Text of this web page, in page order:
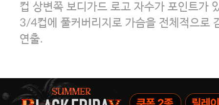
컵 상변쪽 보디가드 로고 자수가 포인트가
3/4컵에 풀커버리지로 가슴을 전체적으로
연출.